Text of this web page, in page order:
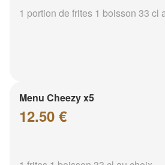
1 portion de frites 1 boisson 33 cl
Menu Cheezy x5
12.50 €